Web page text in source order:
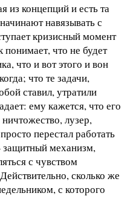
концепций и есть та
навязывать с
кризисный момент
что не будет
что и вот этого и вон
что те задачи,
ставил, утратили
ему кажется, что его
лузер,
перестал работать
механизм,
с чувством
сколько же
с которого